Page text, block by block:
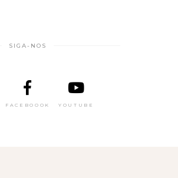
SIGA-NOS
FACEBOOOK YOUTUBE